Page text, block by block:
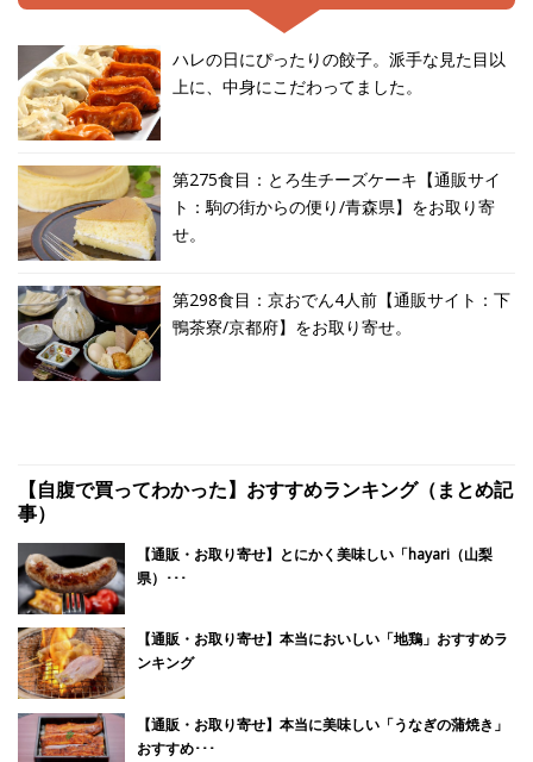
ハレの日にぴったりの餃子。派手な見た目以
上に、中身にこだわってました。
第275食目：とろ生チーズケーキ【通販サイ
ト：駒の街からの便り/青森県】をお取り寄
せ。
第298食目：京おでん4人前【通販サイト：下
鴨茶寮/京都府】をお取り寄せ。
【自腹で買ってわかった】おすすめランキング（まとめ記
事）
【通販・お取り寄せ】とにかく美味しい「hayari（山梨
県）･･･
【通販・お取り寄せ】本当においしい「地鶏」おすすめラ
ンキング
【通販・お取り寄せ】本当に美味しい「うなぎの蒲焼き」
おすすめ･･･